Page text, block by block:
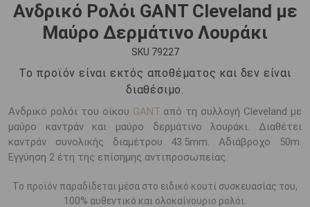
Ανδρικό Ρολόι GANT Cleveland με
Μαύρο Δερμάτινο Λουράκι
SKU 79227
Το προϊόν είναι εκτός αποθέματος και δεν είναι
διαθέσιμο.
Ανδρικό ρολόι του οίκου GANT από τη συλλογή Cleveland με
μαύρο καντράν και μαύρο δερμάτινο λουράκι. Διαθέτει
καντράν συνολικής διαμέτρου 43.5mm. Αδιάβροχο 50m.
Εγγύηση 2 έτη της επίσημης αντιπροσωπείας.
Το προϊόν παραδίδεται μέσα στο ειδικό κουτί συσκευασίας του,
100% αυθεντικό και ολοκαίνουριο ρολόι.